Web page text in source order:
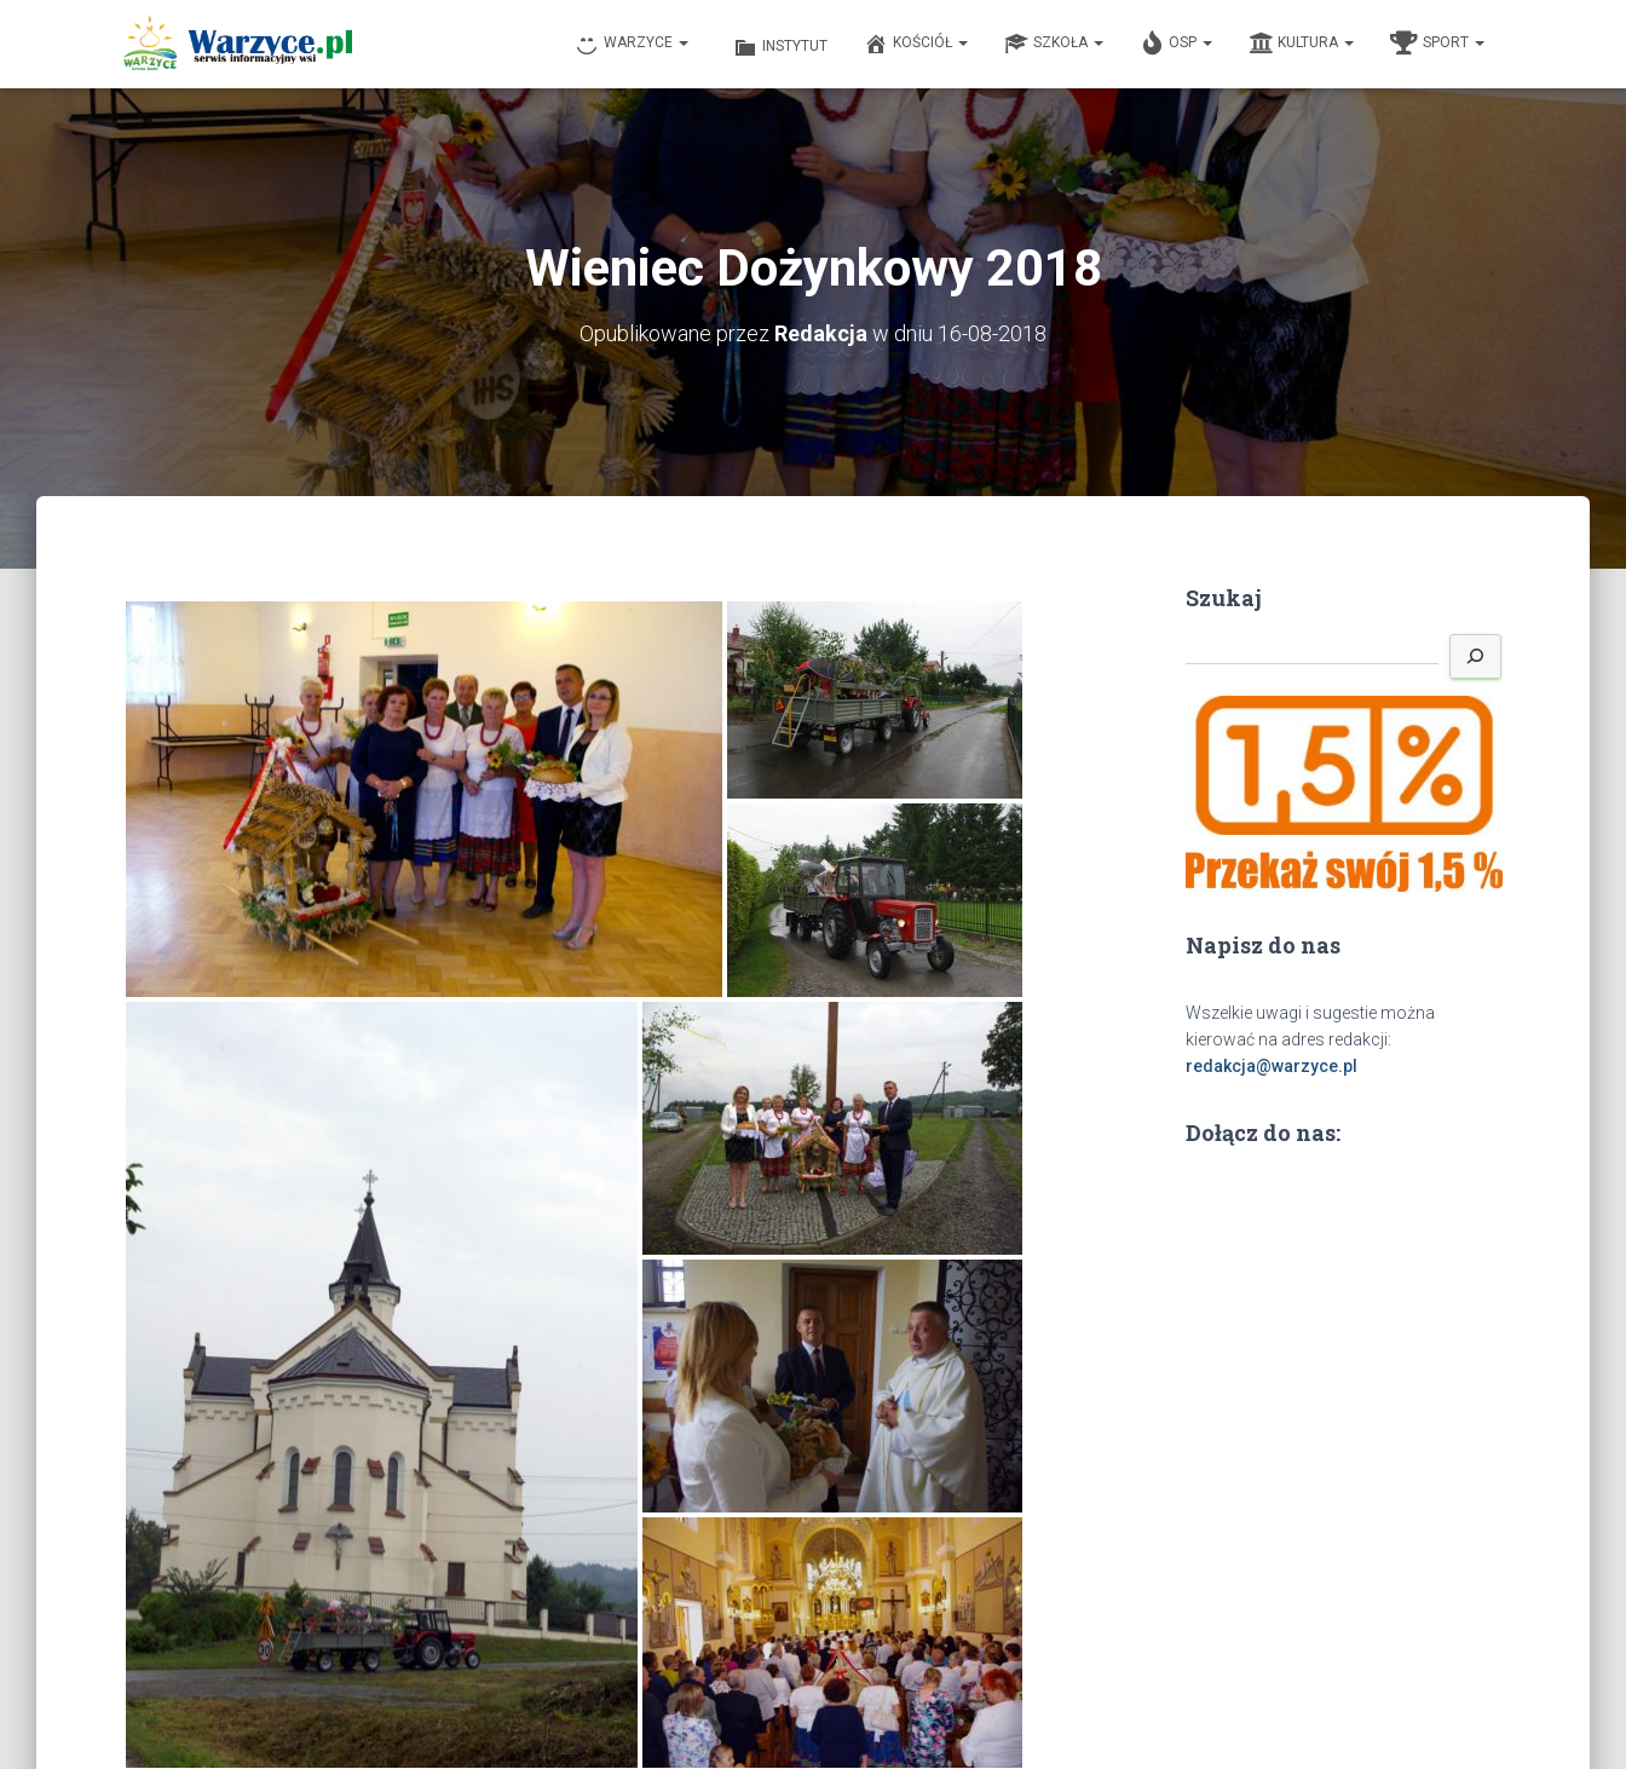
WARZYCE INSTYTUT KOŚCIÓŁ SZKOŁA OSP KULTURA SPORT
Wieniec Dożynkowy 2018
Opublikowane przez Redakcja w dniu 16-08-2018
Szukaj
z
Napisz do nas
Wszelkie uwagi i sugestie można
kierować na adres redakcji:
redakcja@warzyce.pl
Dołącz do nas: